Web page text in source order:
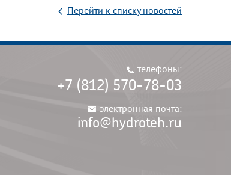
Перейти к списку новостей
телефоны:
+7 (812) 570-78-03
электронная почта:
info@hydroteh.ru